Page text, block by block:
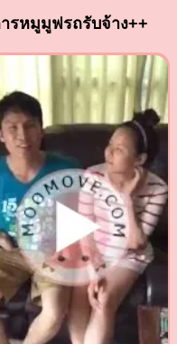
รหมูมูฟรถรับจ้าง++